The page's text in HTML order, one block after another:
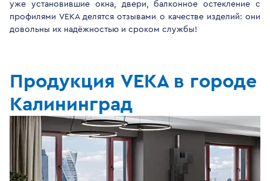
уже установившие окна, двери, балконное остекление с
профилями VEKA делятся отзывами о качестве изделий: они
довольны их надёжностью и сроком службы!
Продукция VEKA в городе
Калининград